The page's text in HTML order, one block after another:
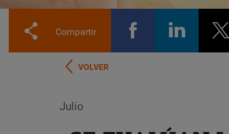
Compartir
VOLVER
Julio